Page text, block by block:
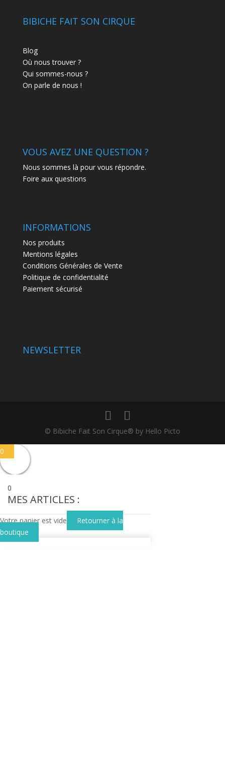
BIBICHE FAIT SON CIRQUE
Blog
Où nous trouver ?
Qui sommes-nous ?
On parle de nous !
VOUS AVEZ UNE QUESTION ?
Nous sommes là pour vous répondre.
Foire aux questions
INFORMATIONS
Nos produits
Mentions légales
Conditions Générales de Vente
Politique de confidentialité
Paiement sécurisé
NEWSLETTER
© Bibiche Fait Son Cirque® by Hello Picto
0
0
MES ARTICLES :
Votre panier est vide
Retourner à la
boutique